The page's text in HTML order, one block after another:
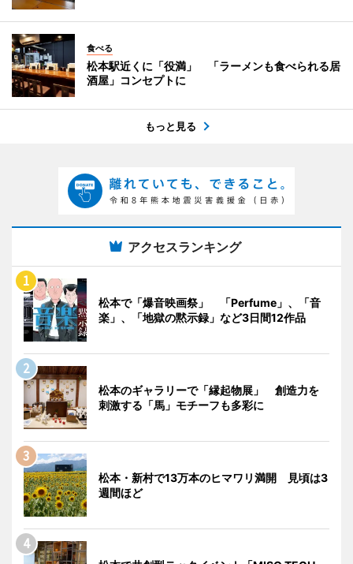
食べる
松本駅近くに「役満」 「ラーメンも食べられる居
酒屋」コンセプトに
もっと見る
アクセスランキング
松本で「爆音映画祭」 「Perfume」、「音
楽」、「地獄の黙示録」など3日間12作品
松本のギャラリーで「縁起物展」 創造力を
刺激する「馬」モチーフも多彩に
松本・新村で13万本のヒマワリ満開 見頃は3
週間ほど